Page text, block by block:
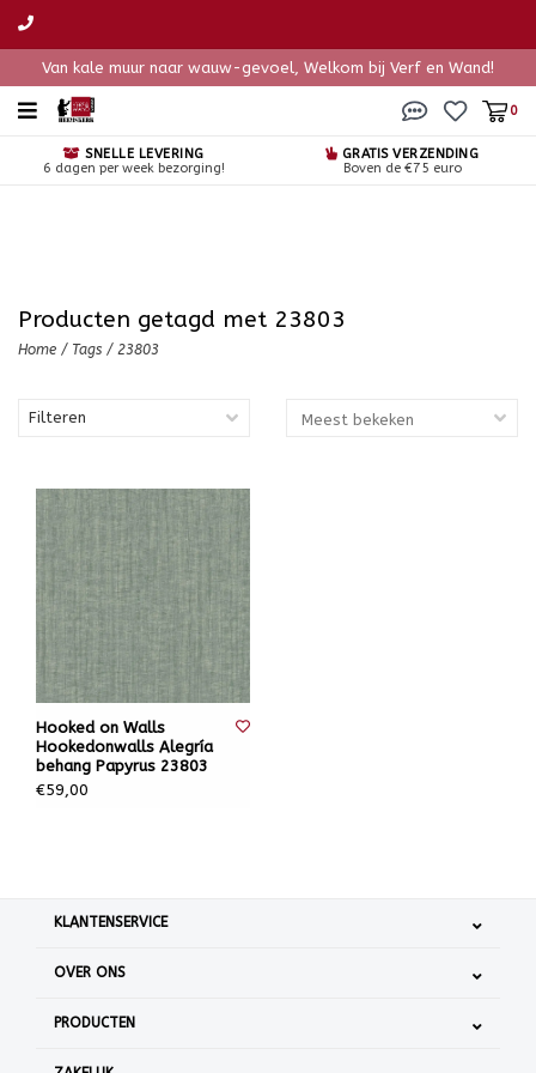
Van kale muur naar wauw-gevoel, Welkom bij Verf en Wand!
0
SNELLE LEVERING
6 dagen per week bezorging!
GRATIS VERZENDING
Boven de €75 euro
Producten getagd met 23803
Home / Tags / 23803
Filteren
Hooked on Walls
Hookedonwalls Alegría
behang Papyrus 23803
€59,00
KLANTENSERVICE
OVER ONS
PRODUCTEN